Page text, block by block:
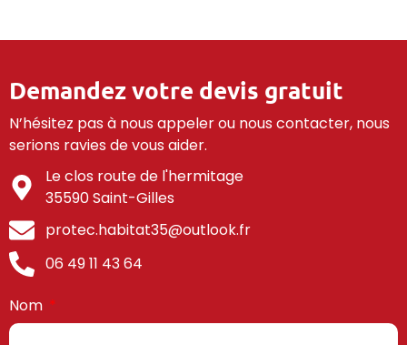
Demandez votre devis gratuit
N’hésitez pas à nous appeler ou nous contacter, nous
serions ravies de vous aider.
Le clos route de l'hermitage
35590 Saint-Gilles
protec.habitat35@outlook.fr
06 49 11 43 64
Nom